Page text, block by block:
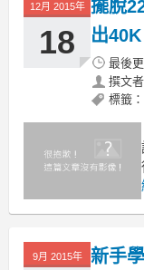
12月 2015年
18
擺脫
出40K
最後
撰文者
標籤：
9月 2015年 新手